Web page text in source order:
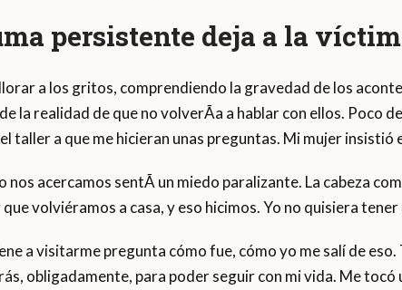
persistente deja a la
a los gritos, comprendiendo la gravedad de los
la realidad de que no volverÃ­a a hablar con ellos. Poco
taller a que me hicieran unas preguntas. Mi mujer
nos acercamos sentÃ­ un miedo paralizante. La cabeza
volviéramos a casa, y eso hicimos. Yo no quisiera
a visitarme pregunta cómo fue, cómo yo me salí de
obligadamente, para poder seguir con mi vida. Me